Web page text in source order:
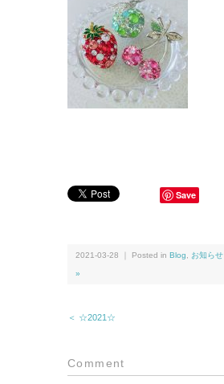
Save
2021-03-28 ｜ Posted in Blog お知らせ
»
＜ ☆2021☆
Comment